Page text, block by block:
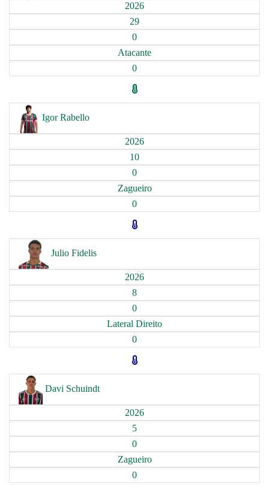
2026
29
0
Atacante
0
Igor Rabello
2026
10
0
Zagueiro
0
Julio Fidelis
2026
8
0
Lateral Direito
0
Davi Schuindt
2026
5
0
Zagueiro
0